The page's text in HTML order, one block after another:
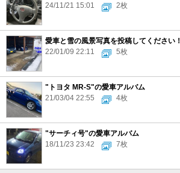
24/11/21 15:01 2枚
愛車と雪の風景写真を投稿してください！
22/01/09 22:11
5枚
"トヨタ MR-S"の愛車アルバム
21/03/04 22:55
4枚
"サーチィ号"の愛車アルバム
18/11/23 23:42
7枚